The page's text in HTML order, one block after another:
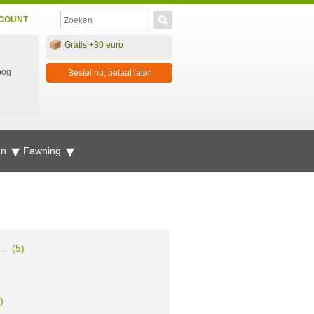
Gratis +30 euro
Bestel nu, betaal later
Fawning
(5)